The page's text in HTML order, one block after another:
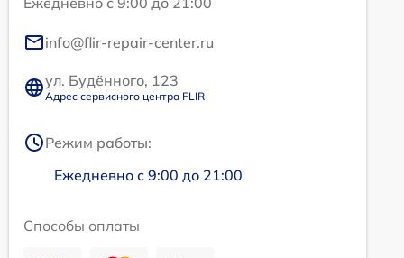
info@flir-repair-center.ru
ул. Будённого, 123
Адрес сервисного центра FLIR
Режим работы:
Ежедневно с 9:00 до 21:00
Способы оплаты